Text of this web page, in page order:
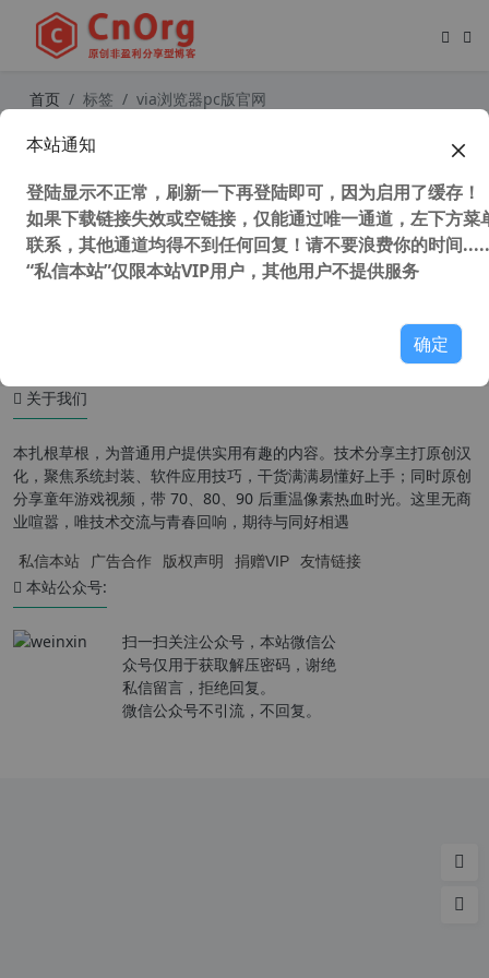
首页 标签 via浏览器pc版官网
关于我们
本扎根草根，为普通用户提供实用有趣的内容。技术分享主打原创汉
化，聚焦系统封装、软件应用技巧，干货满满易懂好上手；同时原创
分享童年游戏视频，带 70、80、90 后重温像素热血时光。这里无商
业喧嚣，唯技术交流与青春回响，期待与同好相遇
私信本站 广告合作 版权声明 捐赠VIP 友情链接
本站公众号:
扫一扫关注公众号，本站微信公
众号仅用于获取解压密码，谢绝
私信留言，拒绝回复。
微信公众号不引流，不回复。
本站通知
登陆显示不正常，刷新一下再登陆即可，因为启用了缓存！
如果下载链接失效或空链接，仅能通过唯一通道，左下方菜
联系，其他通道均得不到任何回复！请不要浪费你的时间
“私信本站”仅限本站VIP用户，其他用户不提供服务
确定